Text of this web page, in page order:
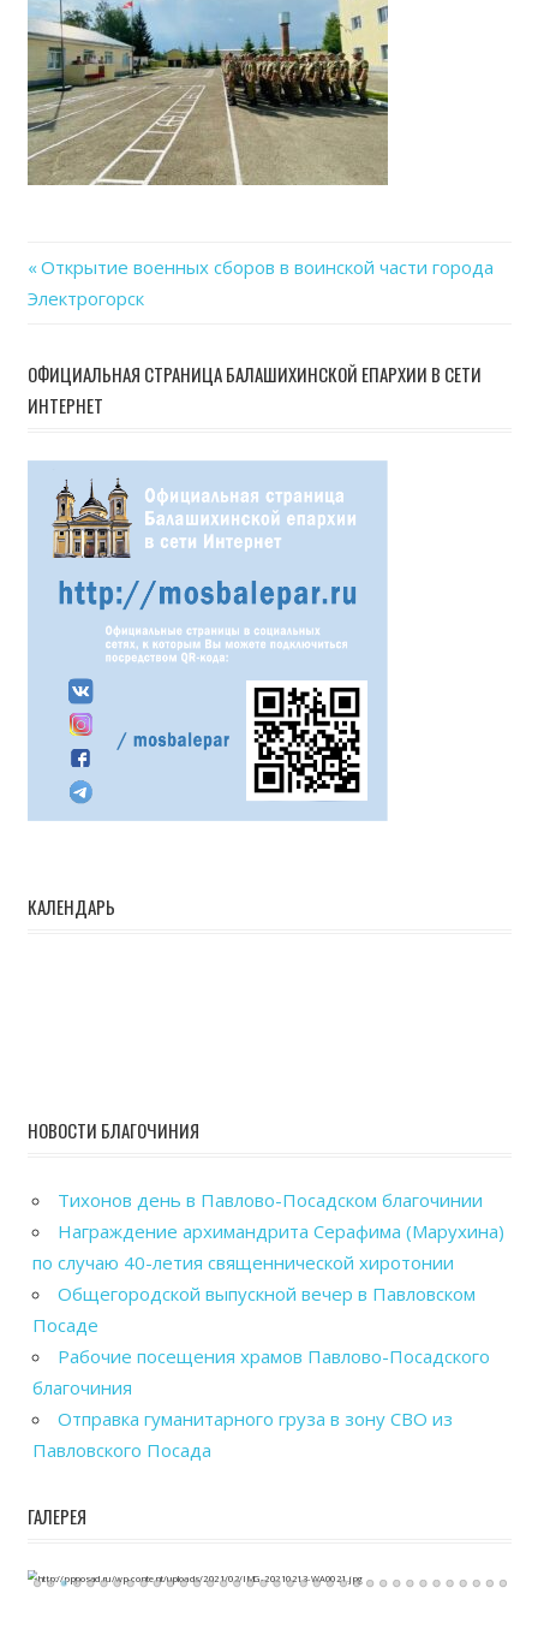
Навигация
записям
Previous
Post:
Открытие военных сборов в воинской части города
Электрогорск
ОФИЦИАЛЬНАЯ СТРАНИЦА БАЛАШИХИНСКОЙ ЕПАРХИИ В СЕТИ
ИНТЕРНЕТ
КАЛЕНДАРЬ
НОВОСТИ БЛАГОЧИНИЯ
Тихонов день в Павлово-Посадском благочинии
Награждение архимандрита Серафима (Марухина)
по случаю 40-летия священнической хиротонии
Общегородской выпускной вечер в Павловском
Посаде
Рабочие посещения храмов Павлово-Посадского
благочиния
Отправка гуманитарного груза в зону СВО из
Павловского Посада
ГАЛЕРЕЯ